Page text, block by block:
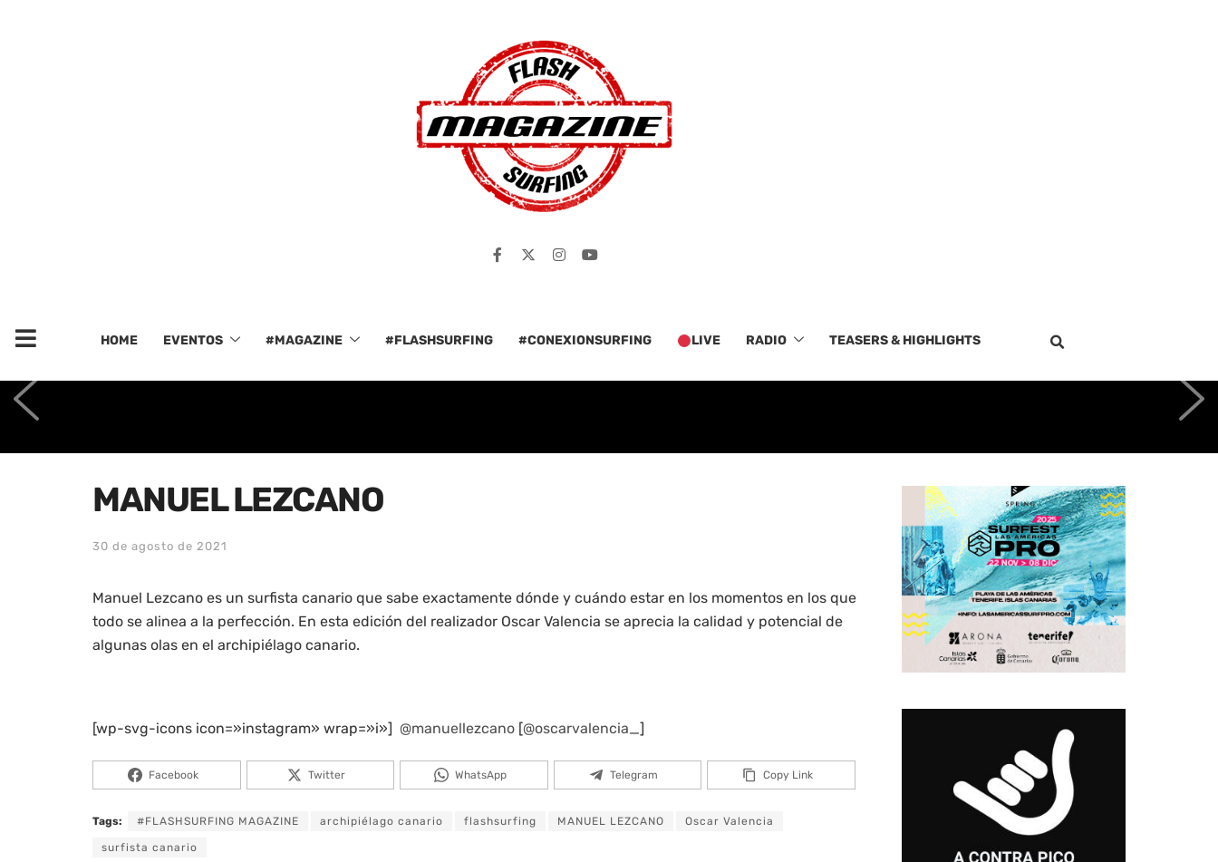
HOME EVENTOS #MAGAZINE #FLASHSURFING #CONEXIONSURFING LIVE RADIO TEASERS & HIGHLIGHTS
MANUEL LEZCANO
30 de agosto de 2021
Manuel Lezcano es un surfista canario que sabe exactamente dónde y cuándo estar en los momentos en los que
todo se alinea a la perfección. En esta edición del realizador Oscar Valencia se aprecia la calidad y potencial de
algunas olas en el archipiélago canario.
[wp-svg-icons icon=»instagram» wrap=»i»] @manuellezcano [@oscarvalencia_ ]
Facebook Twitter WhatsApp Telegram Copy Link
Tags: #FLASHSURFING MAGAZINE archipiélago canario flashsurfing MANUEL LEZCANO Oscar Valencia
surfista canario